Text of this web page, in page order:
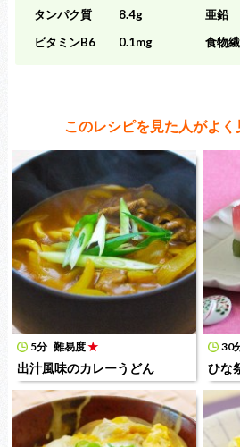
タンパク質
8.4g 亜鉛
ビタミンB6
0.1mg 食物
このレシピを見た人がよ
5分 難易度★
出汁風味のカレーうどん
30
ひな